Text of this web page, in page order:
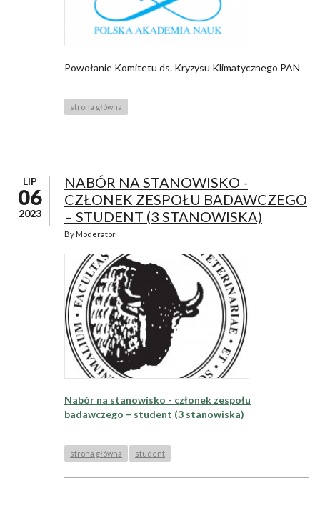
Powołanie Komitetu ds. Kryzysu Klimatycznego PAN
strona główna
LIP
06
2023
NABÓR NA STANOWISKO -
CZŁONEK ZESPOŁU BADAWCZEGO
– STUDENT (3 STANOWISKA)
By Moderator
Nabór na stanowisko - członek zespołu
badawczego – student (3 stanowiska)
strona główna student